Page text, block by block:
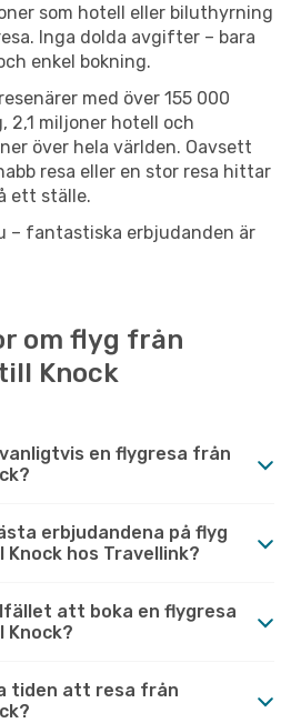
som hotell eller biluthyrning
Inga dolda avgifter – bara
enkel bokning.
med över 155 000
2,1 miljoner hotell och
över hela världen. Oavsett
resa eller en stor resa hittar
ett ställe.
– fantastiska erbjudanden är
om flyg från
Knock
en flygresa från
erbjudandena på flyg
hos Travellink?
att boka en flygresa
Knock?
tiden att resa från